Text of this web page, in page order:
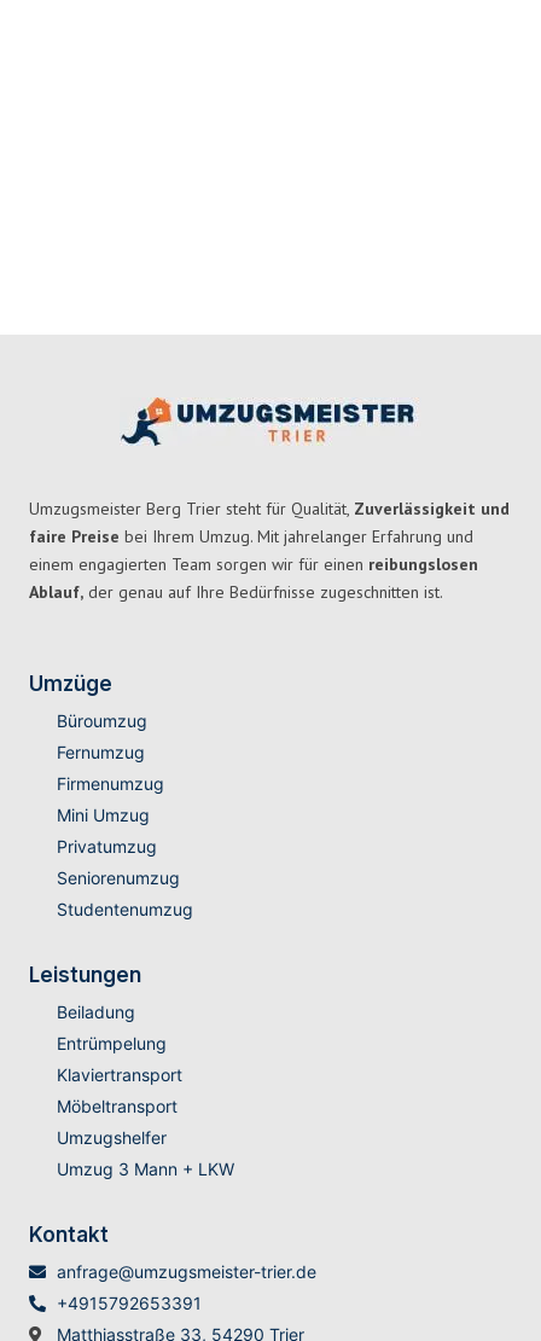
Umzugsmeister Berg Trier steht für Qualität, Zuverlässigkeit und
faire Preise bei Ihrem Umzug. Mit jahrelanger Erfahrung und
einem engagierten Team sorgen wir für einen reibungslosen
Ablauf, der genau auf Ihre Bedürfnisse zugeschnitten ist.
Umzüge
Büroumzug
Fernumzug
Firmenumzug
Mini Umzug
Privatumzug
Seniorenumzug
Studentenumzug
Leistungen
Beiladung
Entrümpelung
Klaviertransport
Möbeltransport
Umzugshelfer
Umzug 3 Mann + LKW
Kontakt
anfrage@umzugsmeister-trier.de
+4915792653391
Matthiasstraße 33, 54290 Trier